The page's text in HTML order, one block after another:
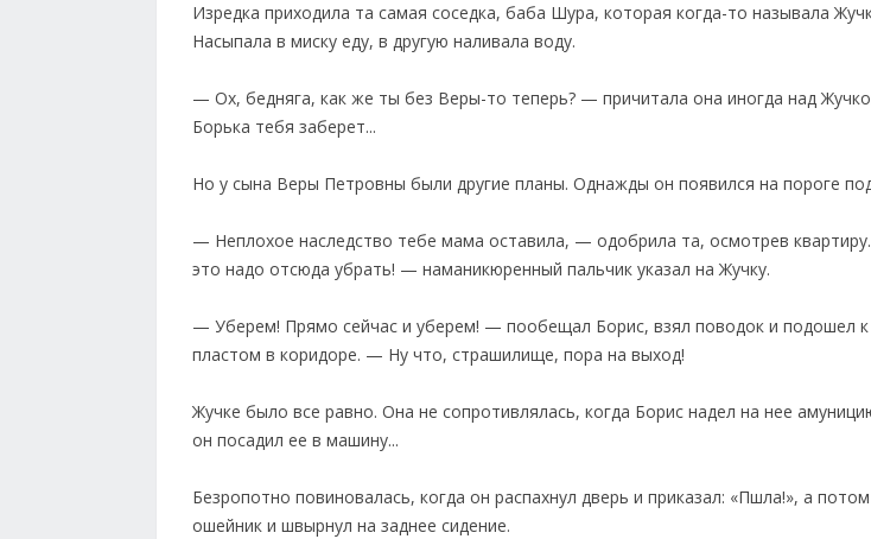
Изредка приходила та самая соседка, баба Шура, которая когда-то называла
Насыпала в миску еду, в другую наливала воду.
— Ох, бедняга, как же ты без Веры-то теперь? — причитала она иногда над
Борька тебя заберет...
Но у сына Веры Петровны были другие планы. Однажды он появился на пороге
— Неплохое наследство тебе мама оставила, — одобрила та, осмотрев
это надо отсюда убрать! — наманикюренный пальчик указал на Жучку.
— Уберем! Прямо сейчас и уберем! — пообещал Борис, взял поводок и подошел
пластом в коридоре. — Ну что, страшилище, пора на выход!
Жучке было все равно. Она не сопротивлялась, когда Борис надел на нее
он посадил ее в машину...
Безропотно повиновалась, когда он распахнул дверь и приказал: «Пшла!», а
ошейник и швырнул на заднее сидение.